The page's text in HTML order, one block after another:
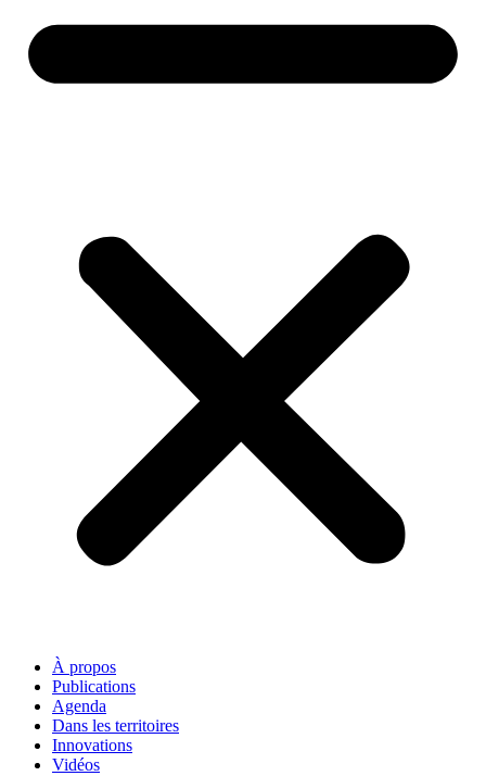
À propos
Publications
Agenda
Dans les territoires
Innovations
Vidéos